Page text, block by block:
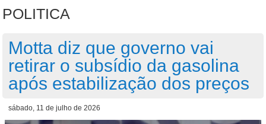
POLITICA
Motta diz que governo vai
retirar o subsídio da gasolina
após estabilização dos preços
sábado, 11 de julho de 2026